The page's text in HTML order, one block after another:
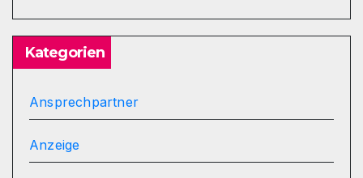
Kategorien
Ansprechpartner
Anzeige